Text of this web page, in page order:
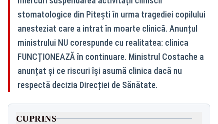
stomatologice din Pitești în urma tragediei copilului
anesteziat care a intrat în moarte clinică. Anunțul
ministrului NU corespunde cu realitatea: clinica
FUNCȚIONEAZĂ în continuare. Ministrul Costache a
anunțat și ce riscuri își asumă clinica dacă nu
respectă decizia Direcției de Sănătate.
CUPRINS